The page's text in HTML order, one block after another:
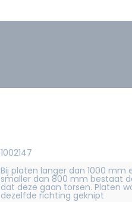
1002147
Bij platen langer dan 1000 mm
smaller dan 800 mm bestaat
dat deze gaan torsen. Platen
dezelfde richting geknipt